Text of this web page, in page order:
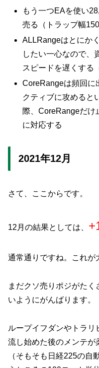
もう一つEAを使い
売る（トラップ幅
ALLRangeはとにか
したい一心なので、
スピードを遅くする
CoreRangeは頻回に
クティブに攻めると
際、CoreRangeだけ
に対応する
2021年12月
さて、ここからです。
12月の結果としては、
通常通りですね。これが
まだクソ売りポジがた
いようにがんばります。
ループイフダンやトラリ
流し始めた後のメンテが
（そもそも日経225の自